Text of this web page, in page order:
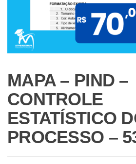
MAPA – PIND –
CONTROLE
ESTATÍSTICO
PROCESSO –